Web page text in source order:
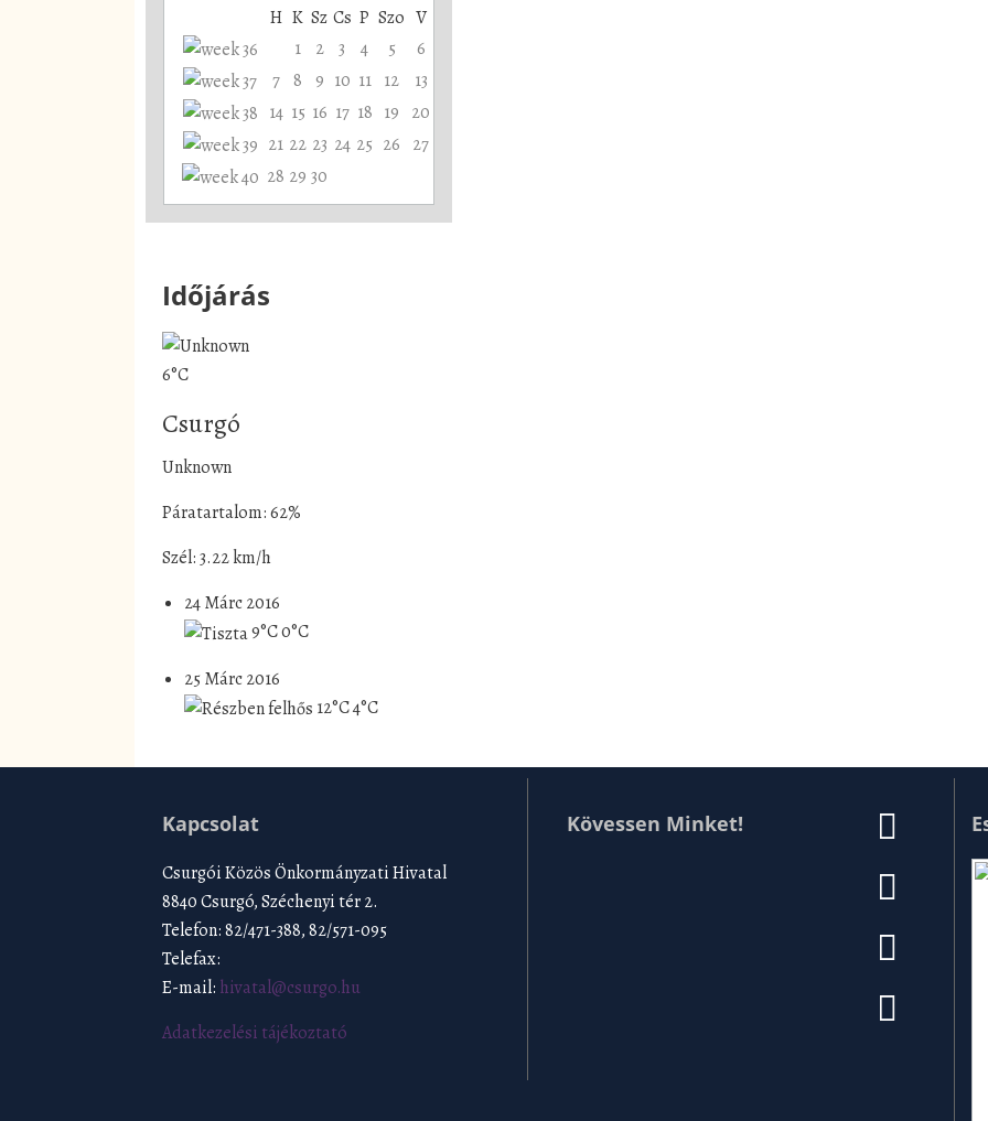
H K Sz Cs P Szo V
1
2 3 4 5
6
7 8 9 10 11 12
13
14 15 16 17 18 19 20
21 22 23 24 25 26 27
28 29 30
Időjárás
6°C
Csurgó
Unknown
Páratartalom: 62%
Szél: 3.22 km/h
24 Márc 2016
9°C0°C
25 Márc 2016
12°C4°C
Kapcsolat
Csurgói Közös Önkormányzati Hivatal
8840 Csurgó, Széchenyi tér 2.
Telefon: 82/471-388, 82/571-095
Telefax:
E-mail: hivatal@csurgo.hu
Adatkezelési tájékoztató
Kövessen Minket!